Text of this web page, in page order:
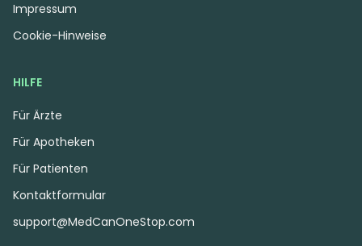
Hybrid Blüten
Apollo Aurora 30/1
HILFE
Für Ärzte
Für Apotheken
Für Patienten
Kontaktformular
support@MedCanOneStop.com
Impressum
Cookie-Hinweise